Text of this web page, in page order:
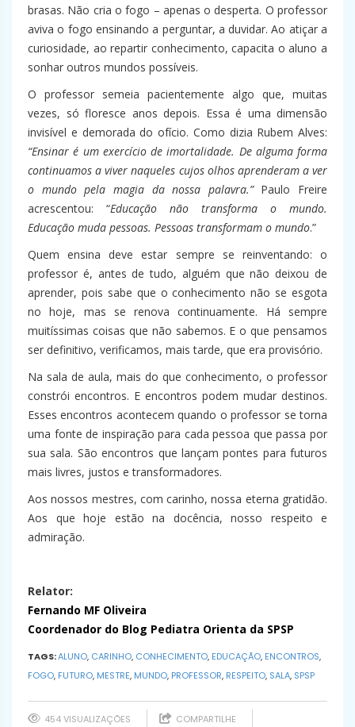
brasas. Não cria o fogo – apenas o desperta. O professor
aviva o fogo ensinando a perguntar, a duvidar. Ao atiçar a
curiosidade, ao repartir conhecimento, capacita o aluno a
sonhar outros mundos possíveis.
O professor semeia pacientemente algo que, muitas
vezes, só floresce anos depois. Essa é uma dimensão
invisível e demorada do ofício. Como dizia Rubem Alves:
“Ensinar é um exercício de imortalidade. De alguma forma
continuamos a viver naqueles cujos olhos aprenderam a ver
o mundo pela magia da nossa palavra.” Paulo Freire
acrescentou: “Educação não transforma o mundo.
Educação muda pessoas. Pessoas transformam o mundo.”
Quem ensina deve estar sempre se reinventando: o
professor é, antes de tudo, alguém que não deixou de
aprender, pois sabe que o conhecimento não se esgota
no hoje, mas se renova continuamente. Há sempre
muitíssimas coisas que não sabemos. E o que pensamos
ser definitivo, verificamos, mais tarde, que era provisório.
Na sala de aula, mais do que conhecimento, o professor
constrói encontros. E encontros podem mudar destinos.
Esses encontros acontecem quando o professor se torna
uma fonte de inspiração para cada pessoa que passa por
sua sala. São encontros que lançam pontes para futuros
mais livres, justos e transformadores.
Aos nossos mestres, com carinho, nossa eterna gratidão.
Aos que hoje estão na docência, nosso respeito e
admiração.
Relator:
Fernando MF Oliveira
Coordenador do Blog Pediatra Orienta da SPSP
TAGS:ALUNO, CARINHO, CONHECIMENTO, EDUCAÇÃO, ENCONTROS,
FOGO, FUTURO, MESTRE, MUNDO, PROFESSOR, RESPEITO, SALA, SPSP
454 VISUALIZAÇÕES COMPARTILHE